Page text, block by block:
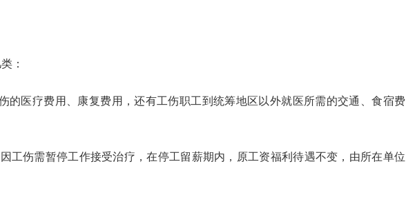
：
医疗费用、康复费用，还有工伤职工到统筹地区以外就医所需的交通、食宿费
伤需暂停工作接受治疗，在停工留薪期内，原工资福利待遇不变，由所在单位